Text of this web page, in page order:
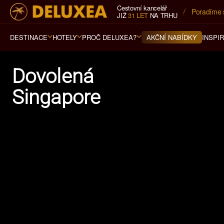
Cestovní kancelář
JIŽ31 LETNA TRHU Poradíme
5*
DESTINACE HOTELY PROČ DELUXEA? AKČNÍ NABÍDKY
Dovolená
Singapore